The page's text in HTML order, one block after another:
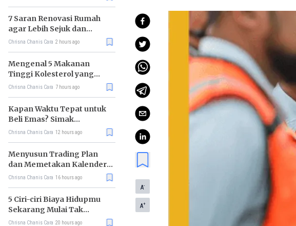
Putih Turun
7 Saran Renovasi Rumah
agar Lebih Sejuk dan
Nyaman Ditinggali
Chrisna Chanis Cara 2 hours ago
Mengenal 5 Makanan
Tinggi Kolesterol yang
Justru Menyehatkan
Chrisna Chanis Cara 7 hours ago
Kapan Waktu Tepat untuk
Beli Emas? Simak
Strateginya
Chrisna Chanis Cara 12 hours ago
Menyusun Trading Plan
dan Memetakan Kalender
Ekonomi Mingguan
Chrisna Chanis Cara 16 hours ago
5 Ciri-ciri Biaya Hidupmu
Sekarang Mulai Tak
Terkendali
Chrisna Chanis Cara 20 hours ago
A-
A+